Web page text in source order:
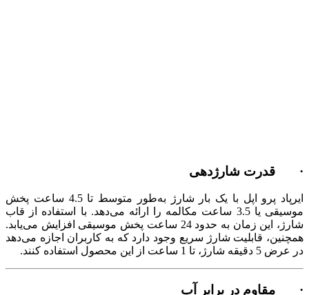
· قدرت شارژدهی
ایرپاد پرو اپل با یک بار شارژ به‌طور متوسط تا 4.5 ساعت پخش
موسیقی یا 3.5 ساعت مکالمه را ارائه می‌دهد. با استفاده از قاب
شارژ، این زمان به حدود 24 ساعت پخش موسیقی افزایش می‌یابد.
همچنین، قابلیت شارژ سریع وجود دارد که به کاربران اجازه می‌دهد
در عرض 5 دقیقه شارژ، تا 1 ساعت از این محصول استفاده کنند.
· مقاوم در برابر آب